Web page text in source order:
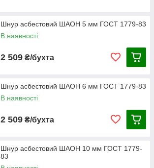
Шнур асбестовий ШАОН 5 мм ГОСТ 1779-83
В наявності
2 509 ₴/бухта
Шнур асбестовий ШАОН 6 мм ГОСТ 1779-83
В наявності
2 509 ₴/бухта
Шнур асбестовий ШАОН 10 мм ГОСТ 1779-
83